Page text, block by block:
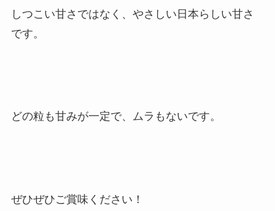
しつこい甘さではなく、やさしい日本らしい甘さ
です。
どの粒も甘みが一定で、ムラもないです。
ぜひぜひご賞味ください！